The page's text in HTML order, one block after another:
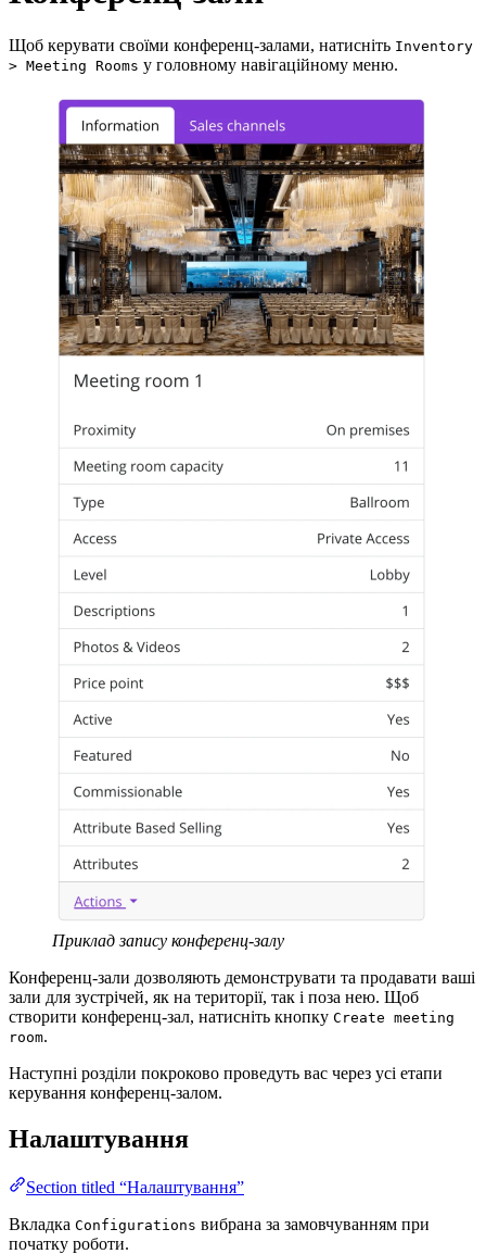
Щоб керувати своїми конференц-залами, натисніть Inventory
> Meeting Rooms у головному навігаційному меню.
Приклад запису конференц-залу
Конференц-зали дозволяють демонструвати та продавати ваші
зали для зустрічей, як на території, так і поза нею. Щоб
створити конференц-зал, натисніть кнопку Create meeting
room.
Наступні розділи покроково проведуть вас через усі етапи
керування конференц-залом.
Налаштування
Section titled “Налаштування”
Вкладка Configurations вибрана за замовчуванням при
початку роботи.